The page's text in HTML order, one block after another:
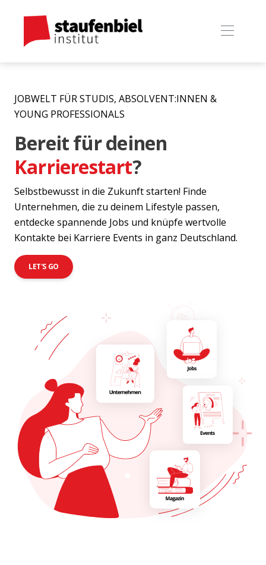
JOBWELT FÜR STUDIS, ABSOLVENT:INNEN &
YOUNG PROFESSIONALS
Bereit für deinen
Karrierestart?
Selbstbewusst in die Zukunft starten! Finde
Unternehmen, die zu deinem Lifestyle passen,
entdecke spannende Jobs und knüpfe wertvolle
Kontakte bei Karriere Events in ganz Deutschland.
LET'S GO